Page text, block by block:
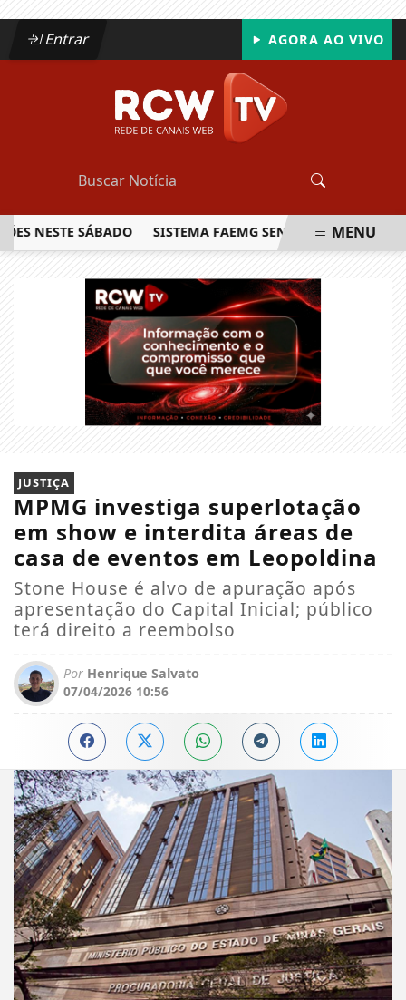
Entrar AGORA AO VIVO
SÁBADO SISTEMA FAEMG SENAR LANÇA OMENU
JUSTIÇA
MPMG investiga superlotação
em show e interdita áreas de
casa de eventos em Leopoldina
Stone House é alvo de apuração após
apresentação do Capital Inicial; público
terá direito a reembolso
Por Henrique Salvato
07/04/2026 10:56